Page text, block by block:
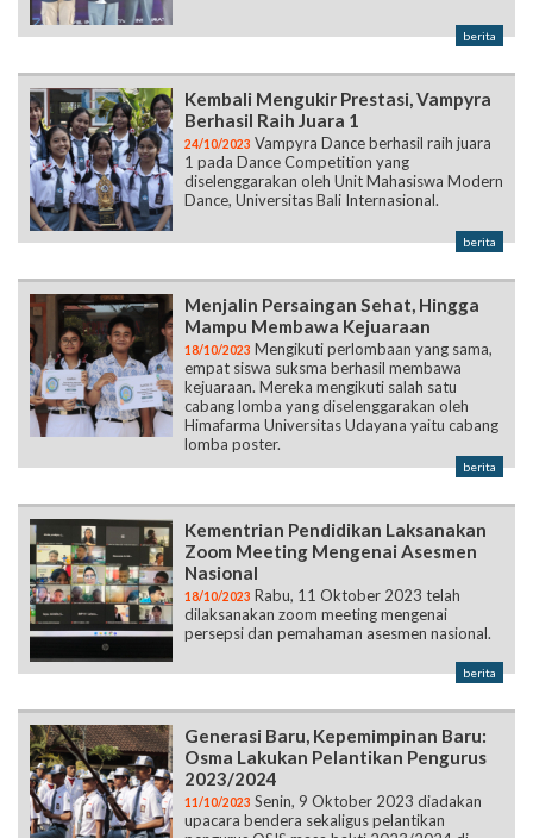
berita
Kembali Mengukir Prestasi, Vampyra
Berhasil Raih Juara 1
24/10/2023 Vampyra Dance berhasil raih juara
1 pada Dance Competition yang
diselenggarakan oleh Unit Mahasiswa Modern
Dance, Universitas Bali Internasional.
berita
Menjalin Persaingan Sehat, Hingga
Mampu Membawa Kejuaraan
18/10/2023 Mengikuti perlombaan yang sama,
empat siswa suksma berhasil membawa
kejuaraan. Mereka mengikuti salah satu
cabang lomba yang diselenggarakan oleh
Himafarma Universitas Udayana yaitu cabang
lomba poster.
berita
Kementrian Pendidikan Laksanakan
Zoom Meeting Mengenai Asesmen
Nasional
18/10/2023 Rabu, 11 Oktober 2023 telah
dilaksanakan zoom meeting mengenai
persepsi dan pemahaman asesmen nasional.
berita
Generasi Baru, Kepemimpinan Baru:
Osma Lakukan Pelantikan Pengurus
2023/2024
11/10/2023 Senin, 9 Oktober 2023 diadakan
upacara bendera sekaligus pelantikan